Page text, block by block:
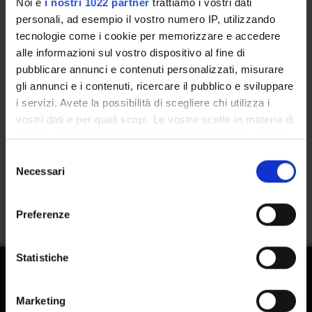
personali, ad esempio il vostro numero IP, utilizzando
tecnologie come i cookie per memorizzare e accedere
alle informazioni sul vostro dispositivo al fine di
pubblicare annunci e contenuti personalizzati, misurare
gli annunci e i contenuti, ricercare il pubblico e sviluppare
i servizi. Avete la possibilità di scegliere chi utilizza i
vostri dati e per quali scopi. Le vostre scelte in materia di
privacy sono applicabili solo su questa proprietà digitale
modificare o revocare il proprio consenso in qualsiasi
momento dalla Dichiarazione sui cookie o facendo clic
raccogliere informazioni sulla tua posizione
geografica, con un'approssimazione di qualche
Identificare il tuo dispositivo, scansionandolo
delNecessari
Preferenze
Statistiche
Marketing
Luoghi
Calendario